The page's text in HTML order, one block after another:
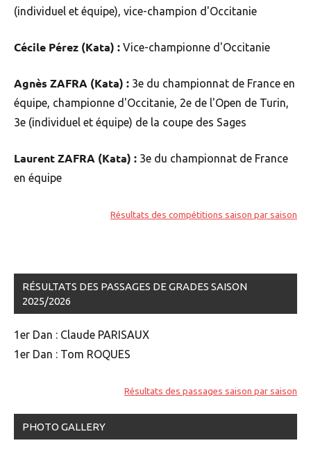
(individuel et équipe), vice-champion d'Occitanie
Cécile Pérez (Kata) : Vice-championne d'Occitanie
Agnès ZAFRA (Kata) : 3e du championnat de France en
équipe, championne d'Occitanie, 2e de l'Open de Turin,
3e (individuel et équipe) de la coupe des Sages
Laurent ZAFRA (Kata) : 3e du championnat de France
en équipe
Résultats des compétitions saison par saison
RÉSULTATS DES PASSAGES DE GRADES SAISON
2025/2026
1er Dan : Claude PARISAUX
1er Dan : Tom ROQUES
Résultats des passages saison par saison
PHOTO GALLERY